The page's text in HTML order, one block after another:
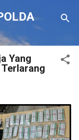
Yang